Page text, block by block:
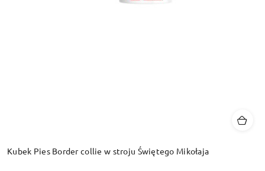
Kubek Pies Border collie w stroju Świętego Mikołaja